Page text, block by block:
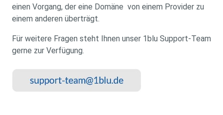
einen Vorgang, der eine Domäne von einem Provider zu
einem anderen überträgt.
Für weitere Fragen steht Ihnen unser 1blu Support-Team
gerne zur Verfügung.